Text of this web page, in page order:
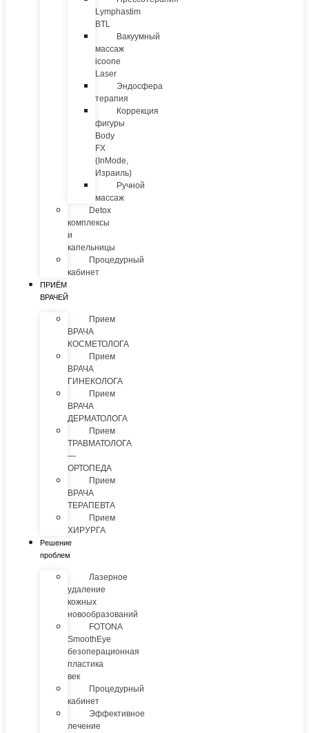
Lymphastim
BTL
Вакуумный
массаж
icoone
Laser
Эндосфера
терапия
Коррекция
фигуры
Body
FX
(InMode,
Израиль)
Ручной
массаж
Detox
комплексы
и
капельницы
Процедурный
кабинет
ПРИЁМ
ВРАЧЕЙ
Прием
ВРАЧА
КОСМЕТОЛОГА
Прием
ВРАЧА
ГИНЕКОЛОГА
Прием
ВРАЧА
ДЕРМАТОЛОГА
Прием
ТРАВМАТОЛОГА
—
ОРТОПЕДА
Прием
ВРАЧА
ТЕРАПЕВТА
Прием
ХИРУРГА
Решение
проблем
Лазерное
удаление
кожных
новообразований
FOTONA
SmoothEye
безоперационная
пластика
век
Процедурный
кабинет
Эффективное
лечение